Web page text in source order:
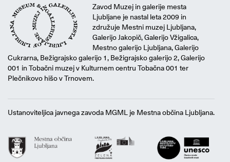
Zavod Muzej in galerije mesta
Ljubljane je nastal leta 2009 in
združuje Mestni muzej Ljubljana,
Galerijo Jakopič, Galerijo Vžigalica,
Mestno galerijo Ljubljana, Galerijo
Cukrarna, Bežigrajsko galerijo 1, Bežigrajsko galerijo 2, Galerijo
001 in Tobačni muzej v Kulturnem centru Tobačna 001 ter
Plečnikovo hišo v Trnovem.
Ustanoviteljica javnega zavoda MGML je Mestna občina Ljubljana.